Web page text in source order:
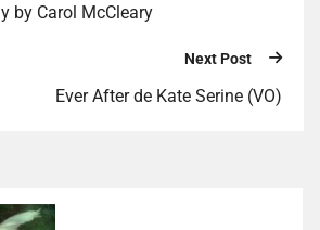
by Carol McCleary
Next Post
Ever After de Kate Serine (VO)